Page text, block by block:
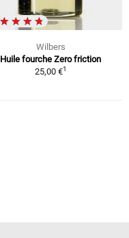
Wilbers
Huile fourche Zero friction
25,00 €1